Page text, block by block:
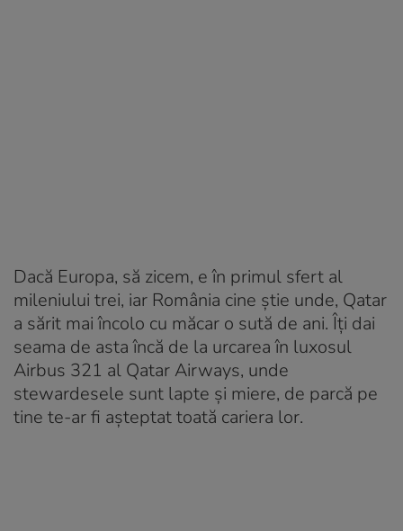
Dacă Europa, să zicem, e în primul sfert al
mileniului trei, iar România cine știe unde, Qatar
a sărit mai încolo cu măcar o sută de ani. Îți dai
seama de asta încă de la urcarea în luxosul
Airbus 321 al Qatar Airways, unde
stewardesele sunt lapte și miere, de parcă pe
tine te-ar fi așteptat toată cariera lor.